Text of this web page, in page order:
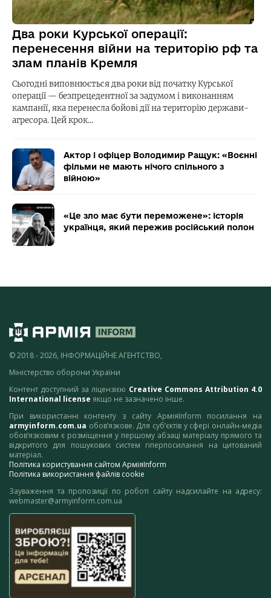
Два роки Курської операції:
перенесення війни на територію рф та
злам планів Кремля
Сьогодні виповнюється два роки від початку Курської
операції — безпрецедентної за задумом і виконанням
кампанії, яка перенесла бойові дії на територію держави-
агресора. Цей крок…
Актор і офіцер Володимир Ращук: «Воєнні
фільми не мають нічого спільного з
війною»
«Це зло має бути переможене»: історія
українця, який пережив російський полон
© 2018 - 2026, ІНФОРМАЦІЙНЕ АГЕНТСТВО,
Міністерство оборони України
Контент доступний за ліцензією Creative Commons Attribution 4.0
International license якщо не зазначено інше.
При використанні контенту з сайту АрміяInform посилання на
armyinform.com.ua обов’язкове. Для суб’єктів у сфері онлайн-медіа
обов’язковим є розміщення у першому абзаці матеріалу прямого та
відкритого для пошукових систем гіперпосилання на цитований
матеріал.
Політика користування сайтом АрміяInform
Політика використання файлів cookie
Зауваження та пропозиції по роботі сайту надсилайте на адресу:
webmaster@armyinform.com.ua